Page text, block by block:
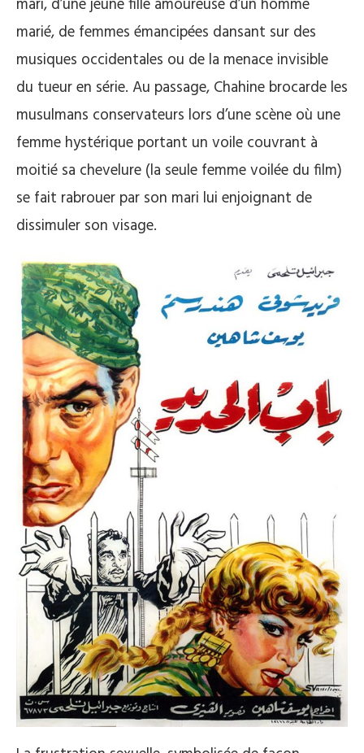
mari, d’une jeune fille amoureuse d’un homme
marié, de femmes émancipées dansant sur des
musiques occidentales ou de la menace invisible
du tueur en série. Au passage, Chahine brocarde les
musulmans conservateurs lors d’une scène où une
femme hystérique portant un voile couvrant à
moitié sa chevelure (la seule femme voilée du film)
se fait rabrouer par son mari lui enjoignant de
dissimuler son visage.